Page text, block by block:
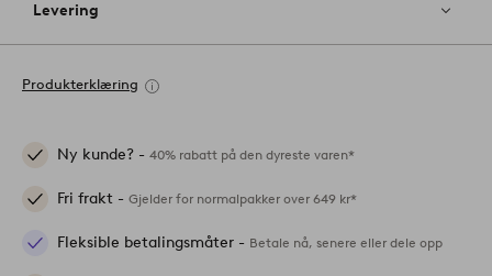
Levering
Produkterklæring
Ny kunde? - 40% rabatt på den dyreste varen*
Fri frakt - Gjelder for normalpakker over 649 kr*
Fleksible betalingsmåter - Betale nå, senere eller dele opp